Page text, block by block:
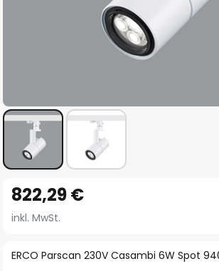
Anfang
der
springen
ERCO Parscan 230V Casambi 6W Spot
822,29 €
inkl. MwSt.